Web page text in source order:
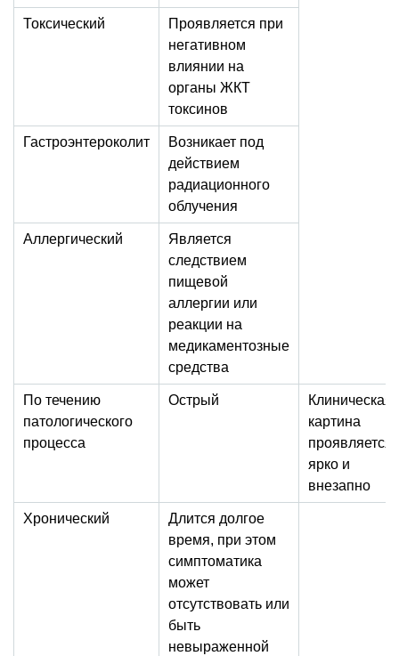
Токсический
Проявляется при
негативном
влиянии на
органы ЖКТ
токсинов
Гастроэнтероколит
Возникает под
действием
радиационного
облучения
Аллергический
Является
следствием
пищевой
аллергии или
реакции на
медикаментозные
средства
По течению
патологического
процесса
Острый
Клиническая
картина
проявляется
ярко и
внезапно
Хронический
Длится долгое
время, при этом
симптоматика
может
отсутствовать или
быть
невыраженной